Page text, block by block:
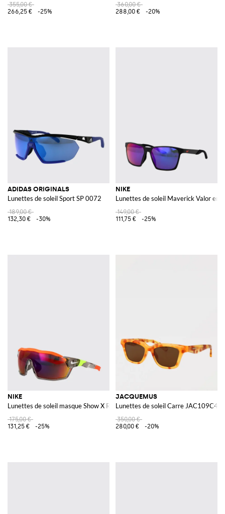
355,00 €
266,25 €
-25%
360,00 €
288,00 €
-20%
ADIDAS ORIGINALS
Lunettes de soleil Sport SP 0072
189,00 €
132,30 €
-30%
NIKE
Lunettes de soleil Maverick Valor en
149,00 €
111,75 €
-25%
NIKE
Lunettes de soleil masque Show X Rush à motif abstrait
175,00 €
131,25 €
-25%
JACQUEMUS
Lunettes de soleil Carre
350,00 €
280,00 €
-20%